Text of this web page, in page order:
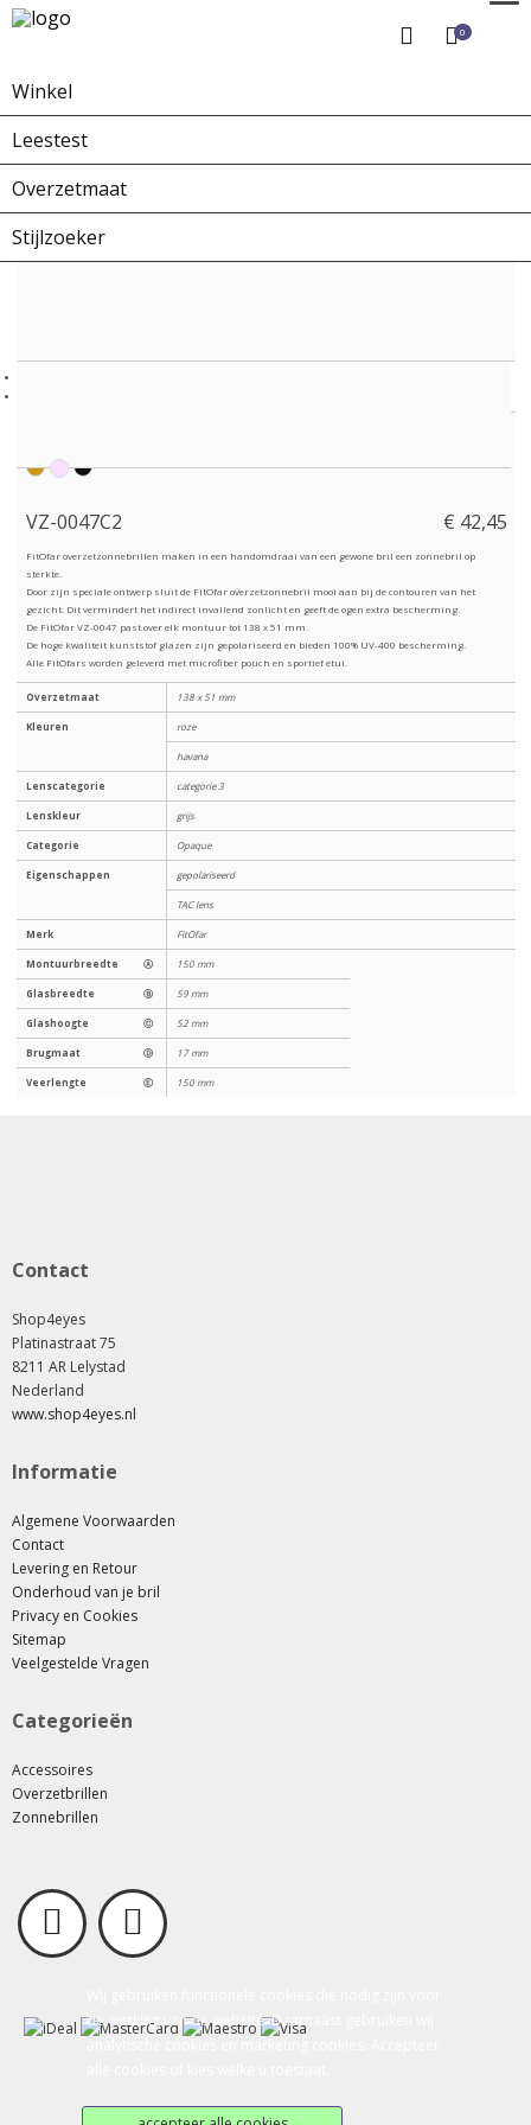
de werking van de website. Daarnaast gebruiken wij
0
Winkel
Leestest
Overzetmaat
Stijlzoeker
Home Winkel
VZ-0047C2 € 42,45
FitOfar overzetzonnebrillen maken in een handomdraai van een gewone bril een zonnebril op
sterkte.
Door zijn speciale ontwerp sluit de FitOfar overzetzonnebril mooi aan bij de contouren van het
gezicht. Dit vermindert het indirect invallend zonlicht en geeft de ogen extra bescherming.
De FitOfar VZ-0047 past over elk montuur tot 138 x 51 mm.
De hoge kwaliteit kunststof glazen zijn gepolariseerd en bieden 100% UV-400 bescherming.
Alle FitOfars worden geleverd met microfiber pouch en sportief etui.
Overzetmaat 138 x 51 mm
Kleuren roze
havana
Lenscategorie categorie 3
Lenskleur grijs
Categorie Opaque
Eigenschappen gepolariseerd
TAC lens
Merk FitOfar
Montuurbreedte Ⓐ 150 mm
Glasbreedte Ⓑ 59 mm
Glashoogte Ⓒ 52 mm
Brugmaat Ⓓ 17 mm
Veerlengte Ⓔ 150 mm
Contact
Shop4eyes
Platinastraat 75
8211 AR Lelystad
Nederland
www.shop4eyes.nl
Informatie
Algemene Voorwaarden
Contact
Levering en Retour
Onderhoud van je bril
Privacy en Cookies
Sitemap
Veelgestelde Vragen
Categorieën
Accessoires
Overzetbrillen
Zonnebrillen